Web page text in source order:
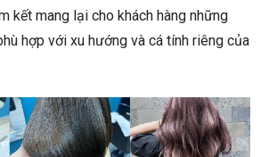
kết mang lại cho khách hàng những
hợp với xu hướng và cá tính riêng của